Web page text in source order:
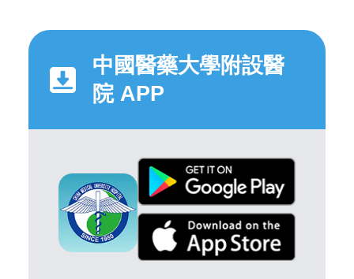
中國醫藥大學附設醫
院 APP